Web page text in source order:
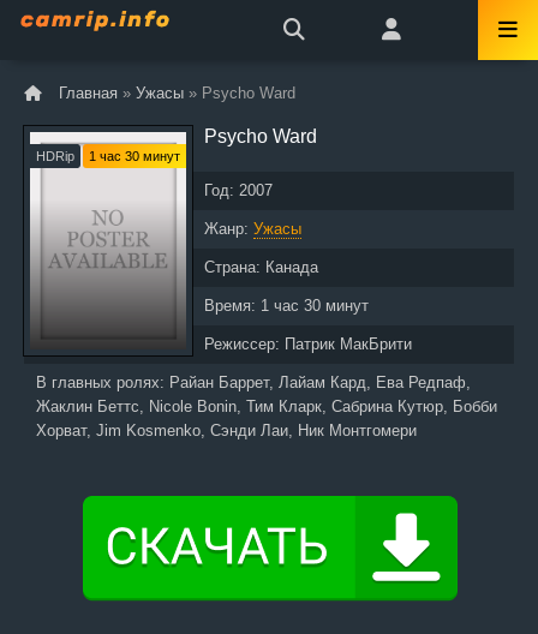
Главная » Ужасы » Psycho Ward
HDRip 1 час 30 минут
Psycho Ward
Год: 2007
Жанр: Ужасы
Страна: Канада
Время: 1 час 30 минут
Режиссер: Патрик МакБрити
В главных ролях: Райан Баррет, Лайам Кард, Ева Редпаф,
Жаклин Беттс, Nicole Bonin, Тим Кларк, Сабрина Кутюр, Бобби
Хорват, Jim Kosmenko, Сэнди Лаи, Ник Монтгомери